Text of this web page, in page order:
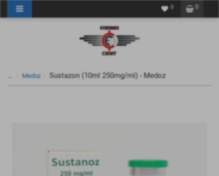
0
0
Medoz Sustazon (10ml 250mg/ml) - Medoz